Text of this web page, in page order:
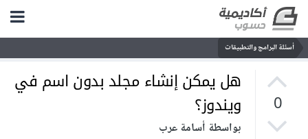
أسئلة البرامج والتطبيقات
0
هل يمكن إنشاء مجلد بدون اسم في
ويندوز؟
بواسطة أسامة عرب